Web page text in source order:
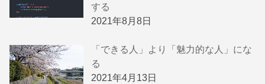
する
2021年8月8日
「できる人」より「魅力的な人」にな
る
2021年4月13日